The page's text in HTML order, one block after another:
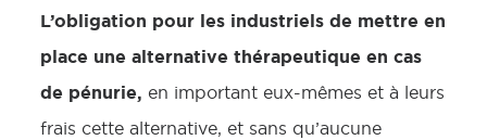
L’obligation pour les industriels de mettre en
place une alternative thérapeutique en cas
de pénurie, en important eux-mêmes et à leurs
frais cette alternative, et sans qu’aucune